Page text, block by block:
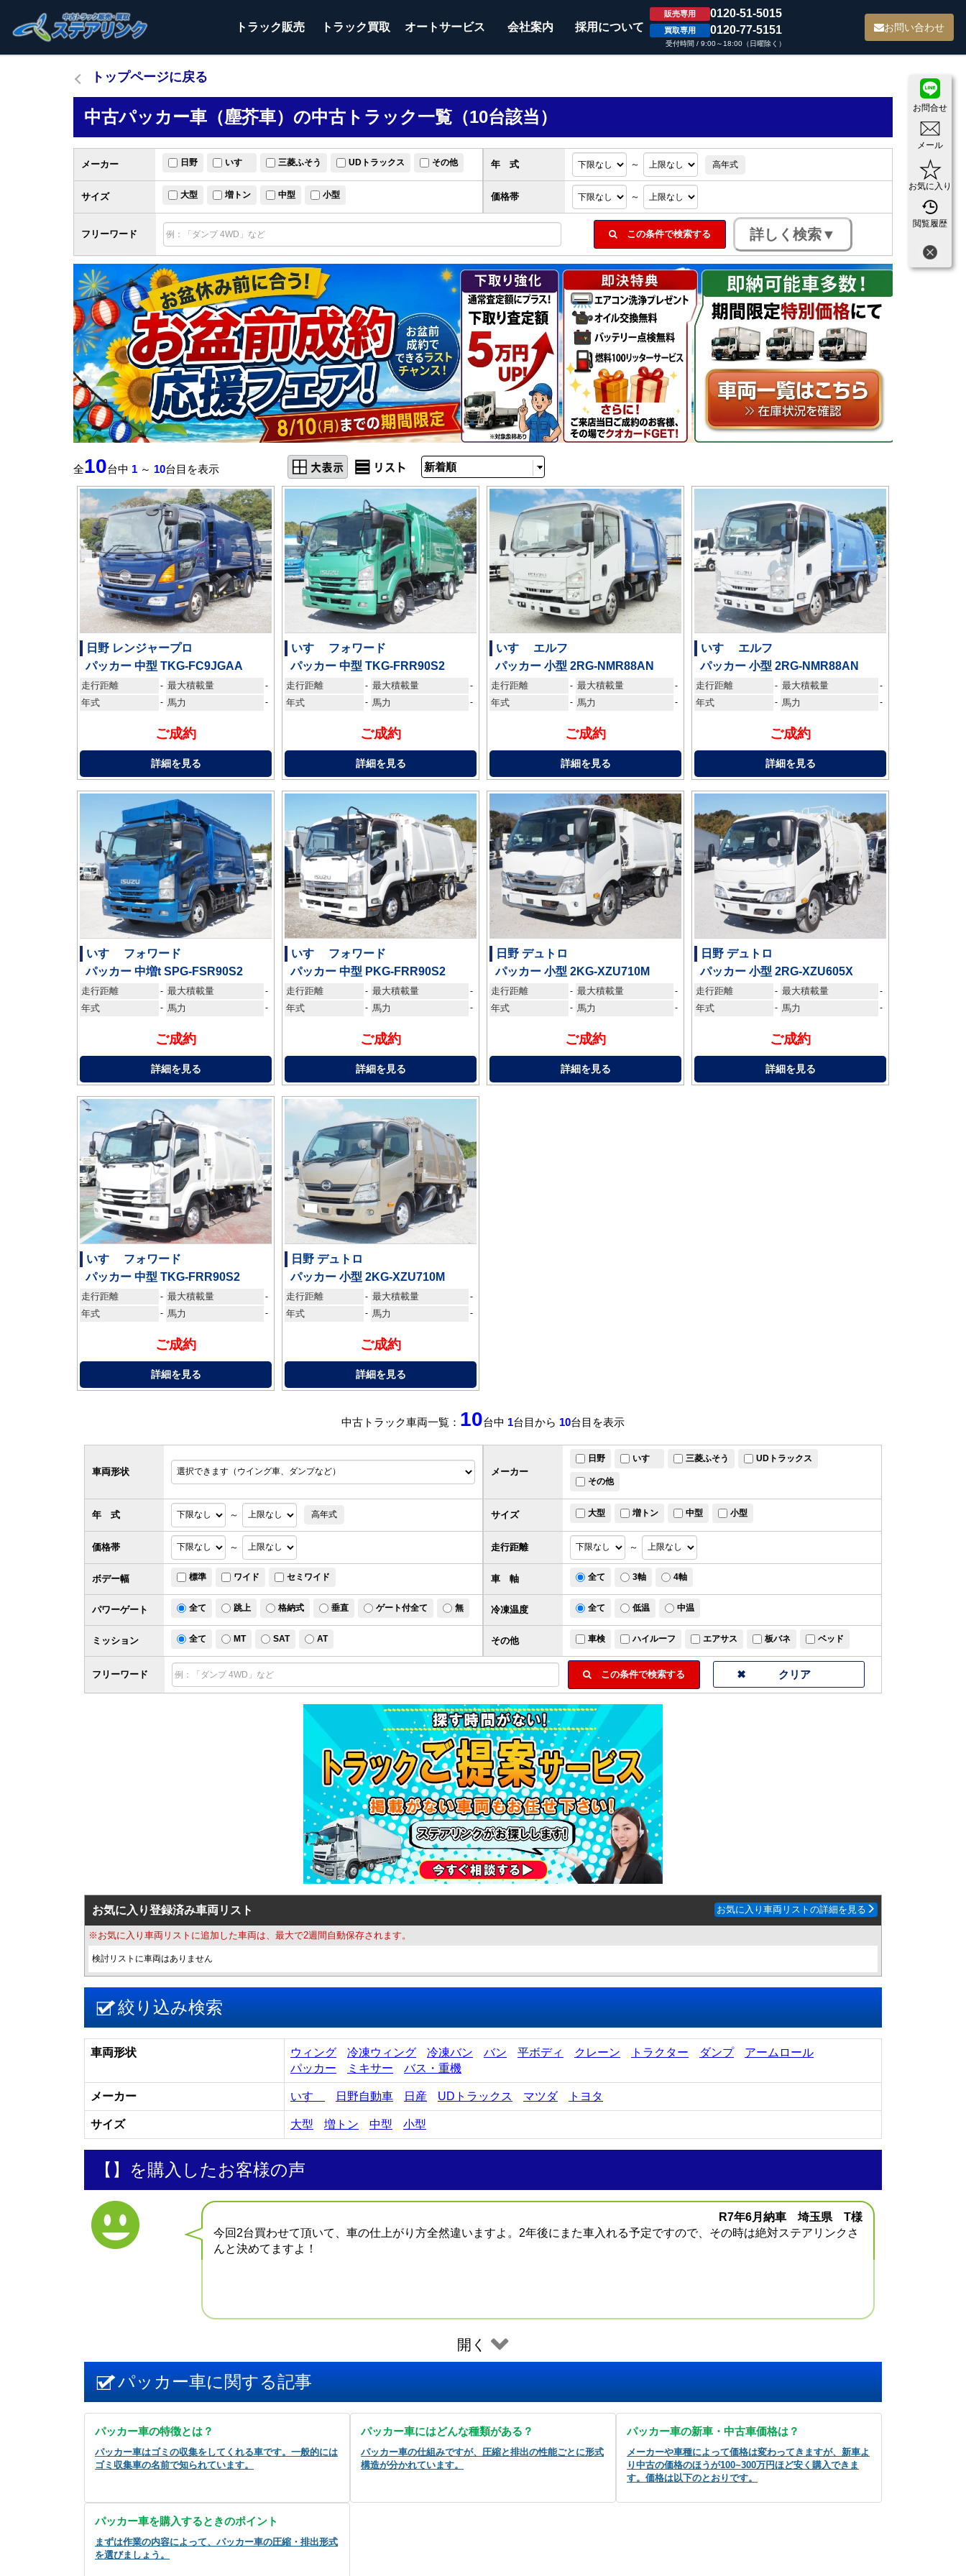
トラック販売 トラック買取 オートサービス 会社案内 採用について
販売専用 0120-51-5015
買取専用 0120-77-5151
受付時間 / 9:00～18:00（日曜除く）
お問い合わせ
お問合せ
メール
お気に入り
閲覧履歴
トップページに戻る
中古パッカー車（塵芥車）の中古トラック一覧（10台該当）
サイズ 大型 増トン 中型 小型 価格帯 ～
フリーワード この条件で検索する
メーカー 日野 いすゞ 三菱ふそう UDトラックス その他 年 式 ～ 高年式
全10台中 1 ～ 10台目を表示
日野 レンジャープロ
パッカー 中型 TKG-FC9JGAA
走行距離 - 最大積載量 -
年式 - 馬力 -
ご成約
詳細を見る
いすゞ フォワード
パッカー 中型 TKG-FRR90S2
走行距離 - 最大積載量 -
年式 - 馬力 -
ご成約
詳細を見る
いすゞ エルフ
パッカー 小型 2RG-NMR88AN
走行距離 - 最大積載量 -
年式 - 馬力 -
ご成約
詳細を見る
いすゞ エルフ
パッカー 小型 2RG-NMR88AN
走行距離 - 最大積載量 -
年式 - 馬力 -
ご成約
詳細を見る
いすゞ フォワード
パッカー 中増t SPG-FSR90S2
走行距離 - 最大積載量 -
年式 - 馬力 -
ご成約
詳細を見る
いすゞ フォワード
パッカー 中型 PKG-FRR90S2
走行距離 - 最大積載量 -
年式 - 馬力 -
ご成約
詳細を見る
日野 デュトロ
パッカー 小型 2KG-XZU710M
走行距離 - 最大積載量 -
年式 - 馬力 -
ご成約
詳細を見る
日野 デュトロ
パッカー 小型 2RG-XZU605X
走行距離 - 最大積載量 -
年式 - 馬力 -
ご成約
詳細を見る
いすゞ フォワード
パッカー 中型 TKG-FRR90S2
走行距離 - 最大積載量 -
年式 - 馬力 -
ご成約
詳細を見る
日野 デュトロ
パッカー 小型 2KG-XZU710M
走行距離 - 最大積載量 -
年式 - 馬力 -
ご成約
詳細を見る
中古トラック車両一覧： 10台中 1台目から 10台目を表示
車両形状
サイズ 大型 増トン 中型 小型
価格帯 ～
フリーワード この条件で検索する
メーカー
日野 いすゞ 三菱ふそう UDトラックス
その他
年 式 ～ 高年式
走行距離 ～
ボデー幅 標準 ワイド セミワイド 車 軸 全て 3軸 4軸
パワーゲート 全て 跳上 格納式 垂直 ゲート付全て 無 冷凍温度 全て 低温 中温
ミッション 全て MT SAT AT その他 車検 ハイルーフ エアサス 板バネ ベッド
お気に入り登録済み車両リスト お気に入り車両リストの詳細を見る
※お気に入り車両リストに追加した車両は、最大で2週間自動保存されます。
検討リストに車両はありません
絞り込み検索
車両形状 ウィング 冷凍ウィング 冷凍バン バン 平ボディ クレーン トラクター ダンプ
アームロール
パッカー
ミキサー バス・重機
メーカー いすゞ 日野自動車 日産 UDトラックス マツダ トヨタ
サイズ 大型 増トン 中型 小型
【】を購入したお客様の声
R7年6月納車 埼玉県 T様
今回2台買わせて頂いて、車の仕上がり方全然違いますよ。2年後にまた車入れる予定ですので、その時は絶対ステアリンクさ
んと決めてますよ！
開く
パッカー車に関する記事
パッカー車の特徴とは？
パッカー車はゴミの収集をしてくれる車です。一般的には
ゴミ収集車の名前で知られています。
パッカー車にはどんな種類がある？
パッカー車の仕組みですが、圧縮と排出の性能ごとに形式
構造が分かれています。
パッカー車の新車・中古車価格は？
メーカーや車種によって価格は変わってきますが、新車よ
り中古の価格のほうが100~300万円ほど安く購入できま
す。価格は以下のとおりです。
パッカー車を購入するときのポイント
まずは作業の内容によって、パッカー車の圧縮・排出形式
を選びましょう。